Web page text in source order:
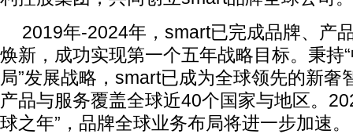
2019年-2024年，smart已完成品牌、产
焕新，成功实现第一个五年战略目标。秉持
局”发展战略，smart已成为全球领先的新奢
产品与服务覆盖全球近40个国家与地区。
球之年”，品牌全球业务布局将进一步加速。